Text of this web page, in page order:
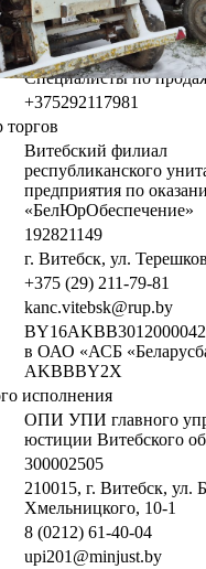
торгов обязан до начала
торгов ( п.2.4.3
Специалисты по
+375292117981
торгов
Витебский филиал
республиканского
предприятия по
«БелЮрОбеспечение»
192821149
г. Витебск, ул.
+375 (29) 211-79-81
kanc.vitebsk@rup.by
в ОАО «АСБ
AKBBBY2X
исполнения
ОПИ УПИ главного
юстиции Витебского
300002505
210015, г. Витебск, ул.
Хмельницкого, 10-1
8 (0212) 61-40-04
upi201@minjust.by